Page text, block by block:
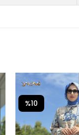
%10